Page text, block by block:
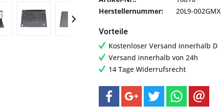
Herstellernummer:
20L9-002GMX
Vorteile
Kostenloser Versand innerhalb D
Versand innerhalb von 24h
14 Tage Widerrufsrecht